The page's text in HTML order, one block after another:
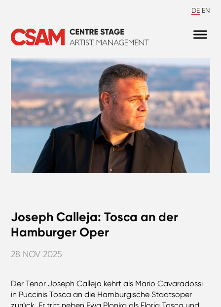
DE EN
Joseph Calleja: Tosca an der
Hamburger Oper
28 NOV 2025
Der Tenor Joseph Calleja kehrt als Mario Cavaradossi
in Puccinis Tosca an die Hamburgische Staatsoper